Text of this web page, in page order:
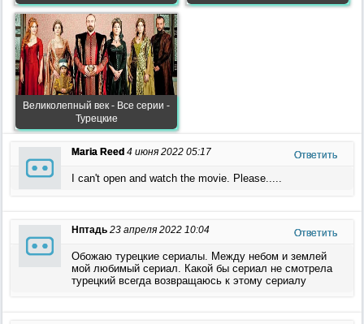
Великолепный век - Все серии -
Турецкие
Maria Reed 4 июня 2022 05:17 Ответить
I can't open and watch the movie. Please.....
Нптадь 23 апреля 2022 10:04 Ответить
Обожаю турецкие сериалы. Между небом и землей
мой любимый сериал. Какой бы сериал не смотрела
турецкий всегда возвращаюсь к этому сериалу